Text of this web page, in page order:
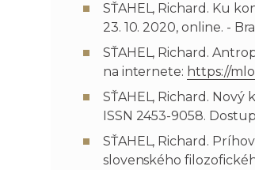
SŤAHEL, Richard. Ku
23. 10. 2020, online. -
SŤAHEL, Richard.
na internete: https://
SŤAHEL, Richard.
ISSN 2453-9058.
SŤAHEL, Richard.
slovenského